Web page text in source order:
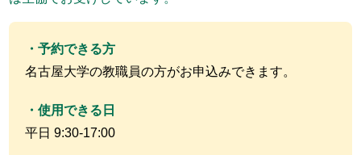
・予約できる方
名古屋大学の教職員の方がお申込みできます。
・使用できる日
平日 9:30-17:00